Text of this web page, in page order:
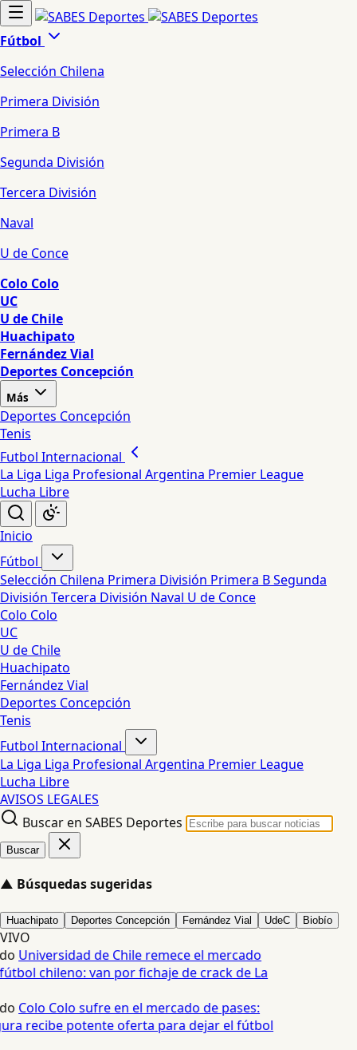
Fútbol
Selección Chilena
Primera División
Primera B
Segunda División
Tercera División
Naval
U de Conce
Colo Colo
UC
U de Chile
Huachipato
Fernández Vial
Deportes Concepción
Más
Deportes Concepción
Tenis
Futbol Internacional
La Liga Liga Profesional Argentina Premier League
Lucha Libre
Inicio
Fútbol
Selección Chilena Primera División Primera BSegunda
División Tercera División Naval U de Conce
Colo Colo
UC
U de Chile
Huachipato
Fernández Vial
Deportes Concepción
Tenis
Futbol Internacional
La Liga Liga Profesional Argentina Premier League
Lucha Libre
AVISOS LEGALES
Buscar en SABES Deportes
Buscar
▲ Búsquedas sugeridas
Huachipato Deportes Concepción Fernández Vial UdeC Biobío
VIVO
Universidad de Chile remece el mercado
chileno: van por fichaje de crack de La
Colo Colo sufre en el mercado de pases:
recibe potente oferta para dejar el fútbol